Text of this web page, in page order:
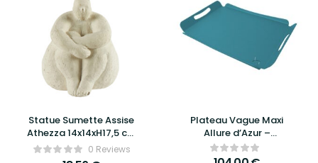
Statue Sumette Assise
Athezza 14x14xH17,5 cm
– Sculpture décorative
moderne et raffinée
0 Reviews
Plateau Vague Maxi
Allure d’Azur –
Élégance, praticité et
design raffiné